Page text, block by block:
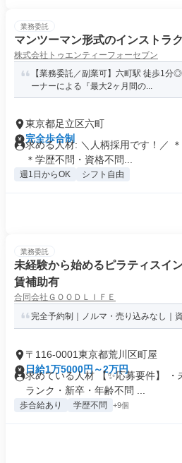
業務委託
マンツーマン形式のインストラ
株式会社トゥエンティーフォーセブン
【業務委託／副業可】六町駅 徒歩1分
ーナーによる『最大2ヶ月間の...
東京都足立区六町
完全歩合制
求める人材: ＼人柄採用です！／
＊学歴不問・資格不問...
週1日からOK シフト自由
業務委託
未経験から始めるピラティスイ
賃補助有
合同会社ＧＯＯＤＬＩＦＥ
完全予約制｜ノルマ・売り込みなし｜
〒116-0001東京都荒川区町屋
日給1万5000円～2万円
求めている人材 【✨応募要件】
ランク・新卒・年齢不問 ...
歩合給あり 学歴不問 +9個